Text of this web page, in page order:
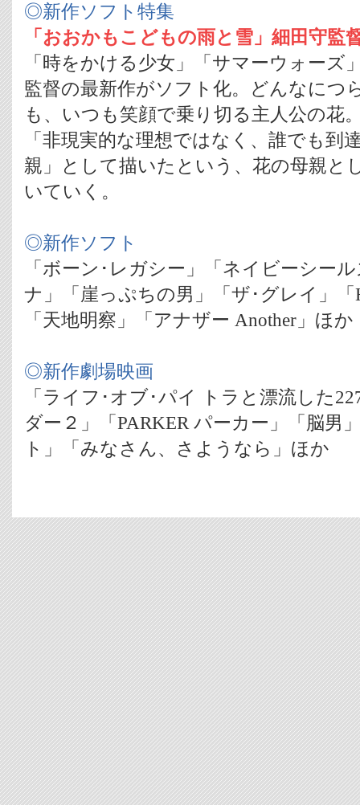
◎新作ソフト特集
「おおかもこどもの雨と雪」細田守監
「時をかける少女」「サマーウォーズ
監督の最新作がソフト化。どんなにつ
も、いつも笑顔で乗り切る主人公の花
「非現実的な理想ではなく、誰でも到
親」として描いたという、花の母親と
いていく。
◎新作ソフト
「ボーン･レガシー」「ネイビーシー
ナ」「崖っぷちの男」「ザ･グレイ」
「天地明察」「アナザー Another」ほか
◎新作劇場映画
「ライフ･オブ･パイ トラと漂流した
ダー２」「PARKER パーカー」「脳男
ト」「みなさん、さようなら」ほか